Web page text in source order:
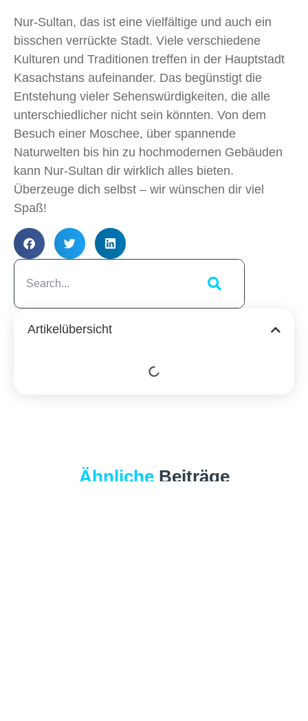
Nur-Sultan, das ist eine vielfältige und auch ein
bisschen verrückte Stadt. Viele verschiedene
Kulturen und Traditionen treffen in der Hauptstadt
Kasachstans aufeinander. Das begünstigt die
Entstehung vieler Sehenswürdigkeiten, die alle
unterschiedlicher nicht sein könnten. Von dem
Besuch einer Moschee, über spannende
Naturwelten bis hin zu hochmodernen Gebäuden
kann Nur-Sultan dir wirklich alles bieten.
Überzeuge dich selbst – wir wünschen dir viel
Spaß!
Artikelübersicht
ÄhnlicheBeiträge